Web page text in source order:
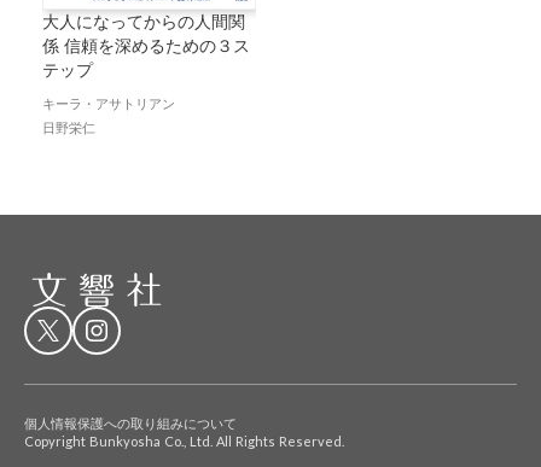
大人になってからの人間関
係 信頼を深めるための３ス
テップ
キーラ・アサトリアン
日野栄仁
個人情報保護への取り組みについて
Copyright Bunkyosha Co., Ltd. All Rights Reserved.